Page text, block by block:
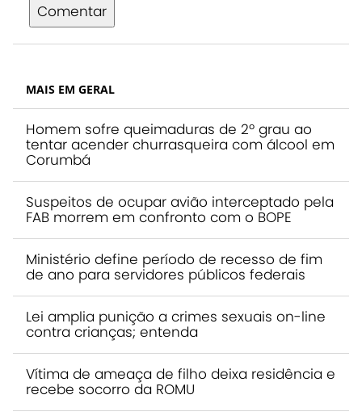
Comentar
MAIS EM GERAL
Homem sofre queimaduras de 2º grau ao
tentar acender churrasqueira com álcool em
Corumbá
Suspeitos de ocupar avião interceptado pela
FAB morrem em confronto com o BOPE
Ministério define período de recesso de fim
de ano para servidores públicos federais
Lei amplia punição a crimes sexuais on-line
contra crianças; entenda
Vítima de ameaça de filho deixa residência e
recebe socorro da ROMU